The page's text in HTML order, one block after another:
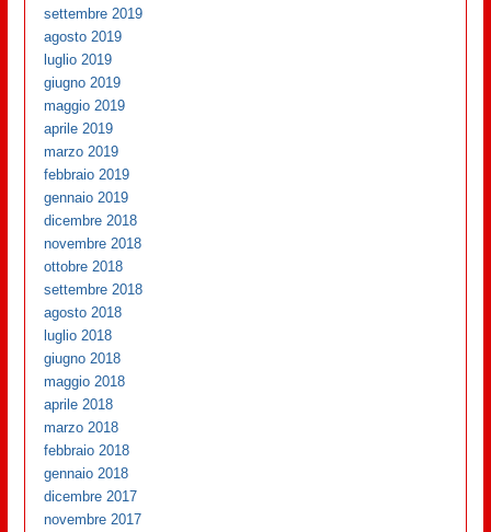
settembre 2019
agosto 2019
luglio 2019
giugno 2019
maggio 2019
aprile 2019
marzo 2019
febbraio 2019
gennaio 2019
dicembre 2018
novembre 2018
ottobre 2018
settembre 2018
agosto 2018
luglio 2018
giugno 2018
maggio 2018
aprile 2018
marzo 2018
febbraio 2018
gennaio 2018
dicembre 2017
novembre 2017